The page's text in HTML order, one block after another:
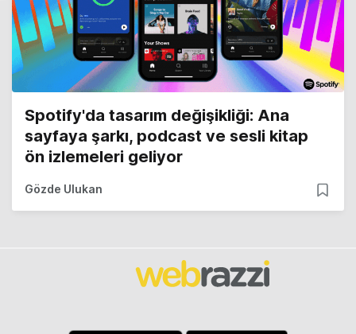
Spotify'da tasarım değişikliği: Ana
sayfaya şarkı, podcast ve sesli kitap
ön izlemeleri geliyor
Gözde Ulukan